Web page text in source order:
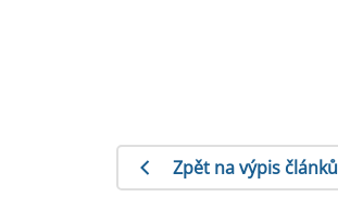
Zpět na výpis článků